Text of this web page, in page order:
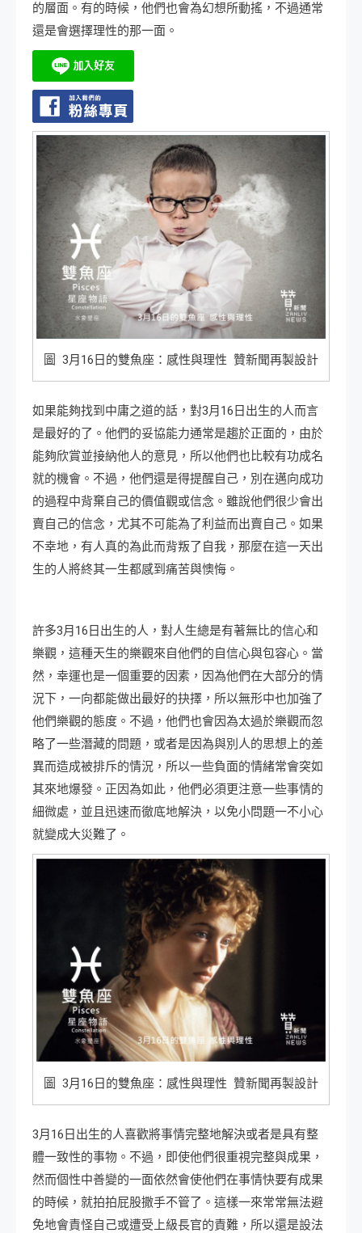
的層面。有的時候，他們也會為幻想所動搖，不過通常
還是會選擇理性的那一面。
圖 3月16日的雙魚座：感性與理性 贊新聞再製設計
如果能夠找到中庸之道的話，對3月16日出生的人而言
是最好的了。他們的妥協能力通常是趨於正面的，由於
能夠欣賞並接納他人的意見，所以他們也比較有功成名
就的機會。不過，他們還是得提醒自己，別在邁向成功
的過程中背棄自己的價值觀或信念。雖說他們很少會出
賣自己的信念，尤其不可能為了利益而出賣自己。如果
不幸地，有人真的為此而背叛了自我，那麼在這一天出
生的人將終其一生都感到痛苦與懊悔。
許多3月16日出生的人，對人生總是有著無比的信心和
樂觀，這種天生的樂觀來自他們的自信心與包容心。當
然，幸運也是一個重要的因素，因為他們在大部分的情
況下，一向都能做出最好的抉擇，所以無形中也加強了
他們樂觀的態度。不過，他們也會因為太過於樂觀而忽
略了一些潛藏的問題，或者是因為與別人的思想上的差
異而造成被排斥的情況，所以一些負面的情緒常會突如
其來地爆發。正因為如此，他們必須更注意一些事情的
細微處，並且迅速而徹底地解決，以免小問題一不小心
就變成大災難了。
圖 3月16日的雙魚座：感性與理性 贊新聞再製設計
3月16日出生的人喜歡將事情完整地解決或者是具有整
體一致性的事物。不過，即使他們很重視完整與成果，
然而個性中善變的一面依然會使他們在事情快要有成果
的時候，就拍拍屁股撒手不管了。這樣一來常常無法避
免地會責怪自己或遭受上級長官的責難，所以還是設法